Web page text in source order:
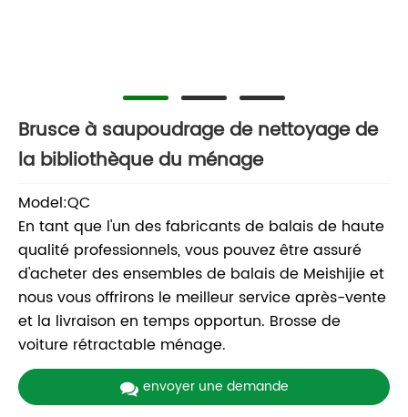
Brusce à saupoudrage de nettoyage de
la bibliothèque du ménage
Model:QC
En tant que l'un des fabricants de balais de haute
qualité professionnels, vous pouvez être assuré
d'acheter des ensembles de balais de Meishijie et
nous vous offrirons le meilleur service après-vente
et la livraison en temps opportun. Brosse de
voiture rétractable ménage.
envoyer une demande